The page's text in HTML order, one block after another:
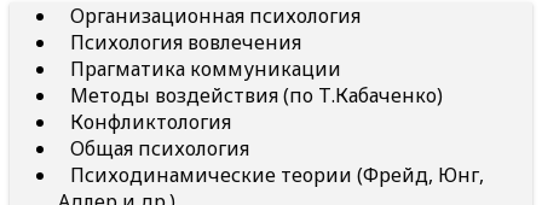
Организационная психология
Психология вовлечения
Прагматика коммуникации
Методы воздействия (по Т.Кабаченко)
Конфликтология
Общая психология
Психодинамические теории (Фрейд, Юнг,